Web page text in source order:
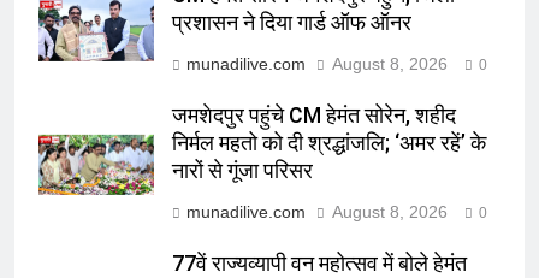
प्रशासन ने दिया गार्ड ऑफ ऑनर
munadilive.com August 8, 2026 0
जमशेदपुर पहुंचे CM हेमंत सोरेन, शहीद
निर्मल महतो को दी श्रद्धांजलि; ‘अमर रहें’ के
नारों से गूंजा परिसर
munadilive.com August 8, 2026 0
77वें राज्यव्यापी वन महोत्सव में बोले हेमंत